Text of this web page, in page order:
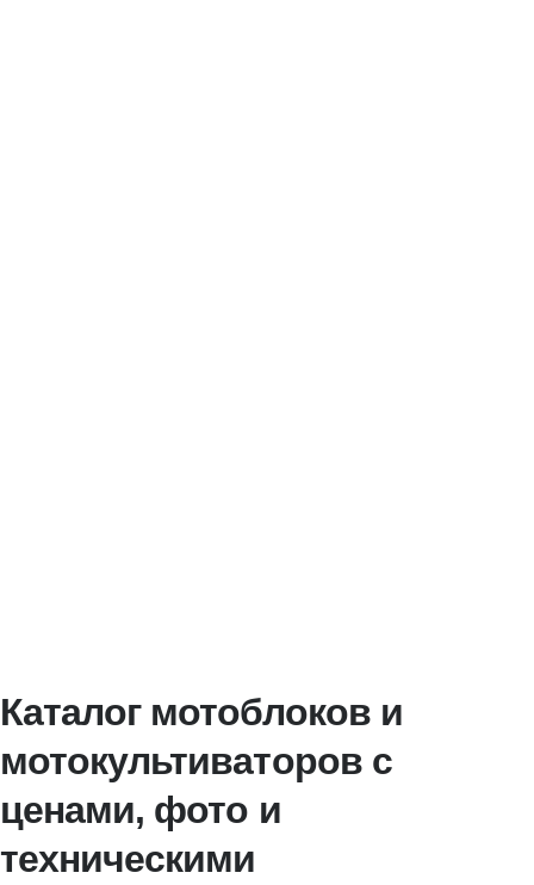
Каталог мотоблоков и
мотокультиваторов с
ценами, фото и
техническими